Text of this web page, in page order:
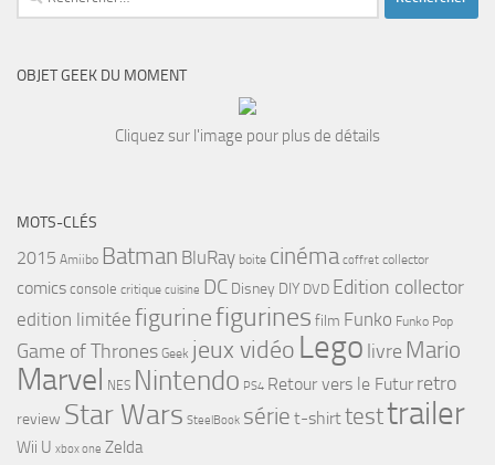
OBJET GEEK DU MOMENT
Cliquez sur l'image pour plus de détails
MOTS-CLÉS
2015 Amiibo Batman BluRay boite cinéma coffret collector
comics console critique cuisine DC Disney DIY DVD Edition collector
edition limitée figurinefigurines film Funko Funko Pop
Game of Thrones Geek jeux vidéo Lego livre Mario
Marvel NES Nintendo PS4 Retour vers le Futur retro
review Star Wars SteelBook série t-shirttesttrailer
Wii U xbox one Zelda